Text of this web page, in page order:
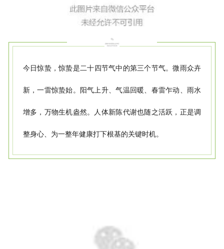
今日惊蛰，惊蛰是二十四节气中的第三个节气。微雨众卉
新，一雷惊蛰始。 阳气上升、气温回暖、春雷乍动、雨水
增多，万物生机盎然。 人体新陈代谢也随之活跃，正是调
整身心、为一整年健康打下根基的关键时机。